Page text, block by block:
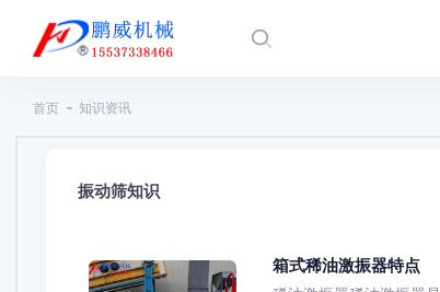
首页 知识资讯
振动筛知识
箱式稀油激振器特点